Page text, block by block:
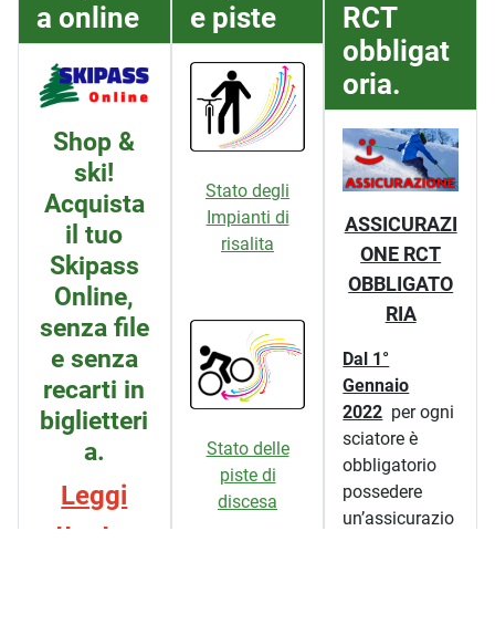
a online
Shop &
ski!
Acquista
il tuo
Skipass
Online,
senza file
e senza
recarti in
biglietteri
a.
Leggi
attentam
e piste
Stato degli
Impianti di
risalita
Stato delle
piste di
discesa
RCT
obbligat
oria.
ASSICURAZI
ONE RCT
OBBLIGATO
RIA
Dal 1°
Gennaio
2022 per ogni
sciatore è
obbligatorio
possedere
un’assicurazio